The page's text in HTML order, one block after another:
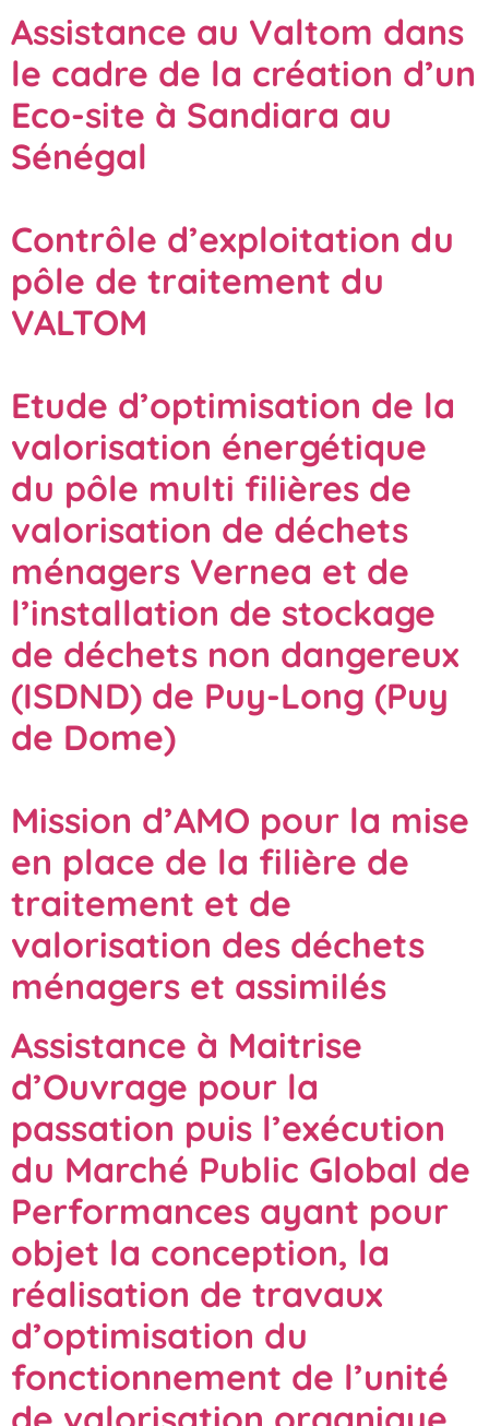
Assistance au Valtom dans
le cadre de la création d’un
Eco-site à Sandiara au
Sénégal
Contrôle d’exploitation du
pôle de traitement du
VALTOM
Etude d’optimisation de la
valorisation énergétique
du pôle multi filières de
valorisation de déchets
ménagers Vernea et de
l’installation de stockage
de déchets non dangereux
(ISDND) de Puy-Long (Puy
de Dome)
Mission d’AMO pour la mise
en place de la filière de
traitement et de
valorisation des déchets
ménagers et assimilés
Assistance à Maitrise
d’Ouvrage pour la
passation puis l’exécution
du Marché Public Global de
Performances ayant pour
objet la conception, la
réalisation de travaux
d’optimisation du
fonctionnement de l’unité